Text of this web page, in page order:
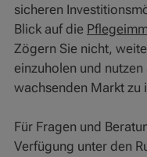
sicheren
Blick auf die
Zögern Sie nicht,
einzuholen und
wachsenden Markt zu
Für Fragen und
Verfügung unter den